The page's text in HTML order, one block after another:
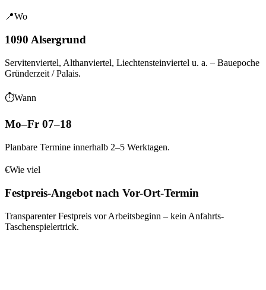
📍Wo
1090 Alsergrund
Servitenviertel, Althanviertel, Liechtensteinviertel u. a. – Bauepoche
Gründerzeit / Palais.
⏱Wann
Mo–Fr 07–18
Planbare Termine innerhalb 2–5 Werktagen.
€Wie viel
Festpreis-Angebot nach Vor-Ort-Termin
Transparenter Festpreis vor Arbeitsbeginn – kein Anfahrts-
Taschenspielertrick.